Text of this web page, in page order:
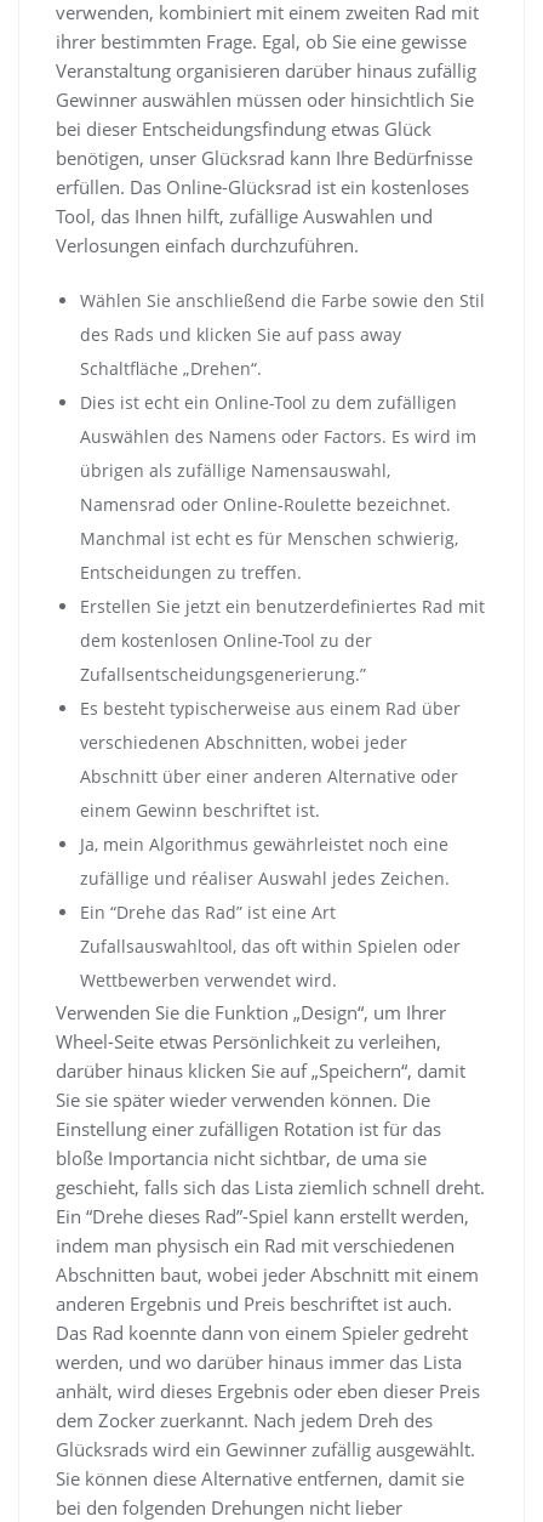
verwenden, kombiniert mit einem zweiten Rad mit
ihrer bestimmten Frage. Egal, ob Sie eine gewisse
Veranstaltung organisieren darüber hinaus zufällig
Gewinner auswählen müssen oder hinsichtlich Sie
bei dieser Entscheidungsfindung etwas Glück
benötigen, unser Glücksrad kann Ihre Bedürfnisse
erfüllen. Das Online-Glücksrad ist ein kostenloses
Tool, das Ihnen hilft, zufällige Auswahlen und
Verlosungen einfach durchzuführen.
Wählen Sie anschließend die Farbe sowie den Stil
des Rads und klicken Sie auf pass away
Schaltfläche „Drehen“.
Dies ist echt ein Online-Tool zu dem zufälligen
Auswählen des Namens oder Factors. Es wird im
übrigen als zufällige Namensauswahl,
Namensrad oder Online-Roulette bezeichnet.
Manchmal ist echt es für Menschen schwierig,
Entscheidungen zu treffen.
Erstellen Sie jetzt ein benutzerdefiniertes Rad mit
dem kostenlosen Online-Tool zu der
Zufallsentscheidungsgenerierung.”
Es besteht typischerweise aus einem Rad über
verschiedenen Abschnitten, wobei jeder
Abschnitt über einer anderen Alternative oder
einem Gewinn beschriftet ist.
Ja, mein Algorithmus gewährleistet noch eine
zufällige und réaliser Auswahl jedes Zeichen.
Ein “Drehe das Rad” ist eine Art
Zufallsauswahltool, das oft within Spielen oder
Wettbewerben verwendet wird.
Verwenden Sie die Funktion „Design“, um Ihrer
Wheel-Seite etwas Persönlichkeit zu verleihen,
darüber hinaus klicken Sie auf „Speichern“, damit
Sie sie später wieder verwenden können. Die
Einstellung einer zufälligen Rotation ist für das
bloße Importancia nicht sichtbar, de uma sie
geschieht, falls sich das Lista ziemlich schnell dreht.
Ein “Drehe dieses Rad”-Spiel kann erstellt werden,
indem man physisch ein Rad mit verschiedenen
Abschnitten baut, wobei jeder Abschnitt mit einem
anderen Ergebnis und Preis beschriftet ist auch.
Das Rad koennte dann von einem Spieler gedreht
werden, und wo darüber hinaus immer das Lista
anhält, wird dieses Ergebnis oder eben dieser Preis
dem Zocker zuerkannt. Nach jedem Dreh des
Glücksrads wird ein Gewinner zufällig ausgewählt.
Sie können diese Alternative entfernen, damit sie
bei den folgenden Drehungen nicht lieber